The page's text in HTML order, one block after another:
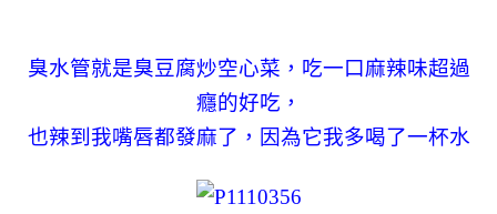
臭水管就是臭豆腐炒空心菜，吃一口麻辣味超過
癮的好吃，
也辣到我嘴唇都發麻了，因為它我多喝了一杯水